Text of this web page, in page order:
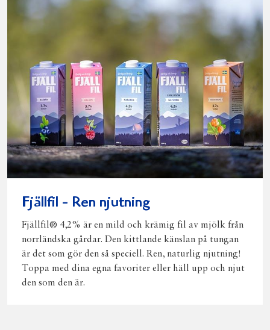
Fjällfil - Ren njutning
Fjällfil® 4,2% är en mild och krämig fil av mjölk från
norrländska gårdar. Den kittlande känslan på tungan
är det som gör den så speciell. Ren, naturlig njutning!
Toppa med dina egna favoriter eller häll upp och njut
den som den är.